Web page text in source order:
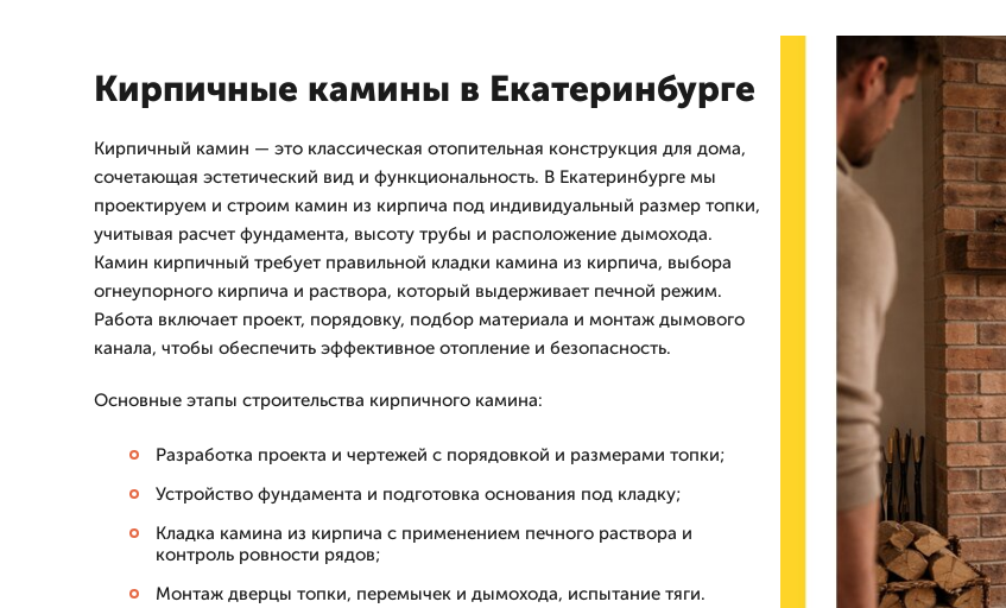
Кирпичные камины в Екатеринбурге
Кирпичный камин — это классическая отопительная конструкция для дома,
сочетающая эстетический вид и функциональность. В Екатеринбурге мы
проектируем и строим камин из кирпича под индивидуальный размер топки,
учитывая расчет фундамента, высоту трубы и расположение дымохода.
Камин кирпичный требует правильной кладки камина из кирпича, выбора
огнеупорного кирпича и раствора, который выдерживает печной режим.
Работа включает проект, порядовку, подбор материала и монтаж дымового
канала, чтобы обеспечить эффективное отопление и безопасность.
Основные этапы строительства кирпичного камина:
Разработка проекта и чертежей с порядовкой и размерами топки;
Устройство фундамента и подготовка основания под кладку;
Кладка камина из кирпича с применением печного раствора и
контроль ровности рядов;
Монтаж дверцы топки, перемычек и дымохода, испытание тяги.